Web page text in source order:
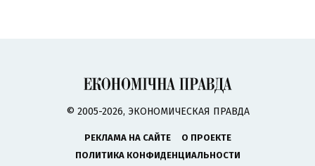
© 2005-2026, ЭКОНОМИЧЕСКАЯ ПРАВДА
РЕКЛАМА НА САЙТЕ
О ПРОЕКТЕ
ПОЛИТИКА КОНФИДЕНЦИАЛЬНОСТИ